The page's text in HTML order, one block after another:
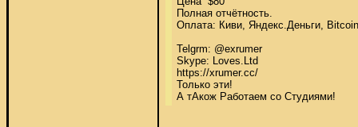
Полная отчётность.
Оплата: Киви, Яндекс.Деньги,
Telgrm: @exrumer
Skype: Loves.Ltd
https://xrumer.cc/
Только эти!
А тАкож Работаем со Студиями!